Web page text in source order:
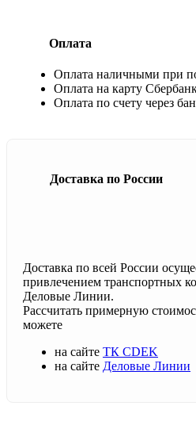
Оплата
Оплата наличными при
Оплата на карту
Оплата по счету через
Доставка по России
Доставка по всей России
привлечением транспортных
Деловые Линии.
Рассчитать примерную
можете
на сайте ТК CDEK
на сайте Деловые Линии